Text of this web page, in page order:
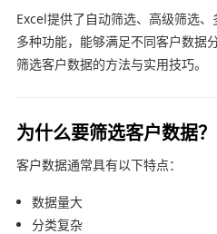
Excel提供了自动筛选、高级筛选
多种功能，能够满足不同客户数据
筛选客户数据的方法与实用技巧。
为什么要筛选客户数据？
客户数据通常具有以下特点：
数据量大
分类复杂